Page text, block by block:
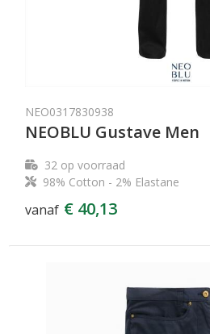
NEO0317830938
NEOBLU Gustave Men
32op voorraad
98% Cotton - 2% Elastane
vanaf € 40,13